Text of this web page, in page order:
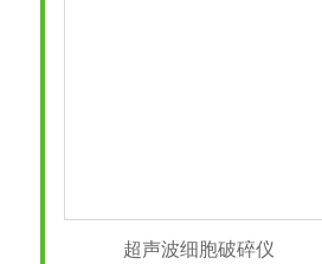
超声波细胞破碎仪